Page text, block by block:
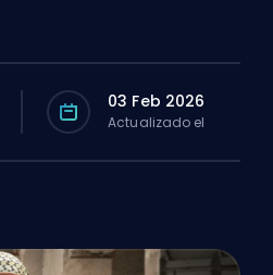
03 Feb 2026
Actualizado el